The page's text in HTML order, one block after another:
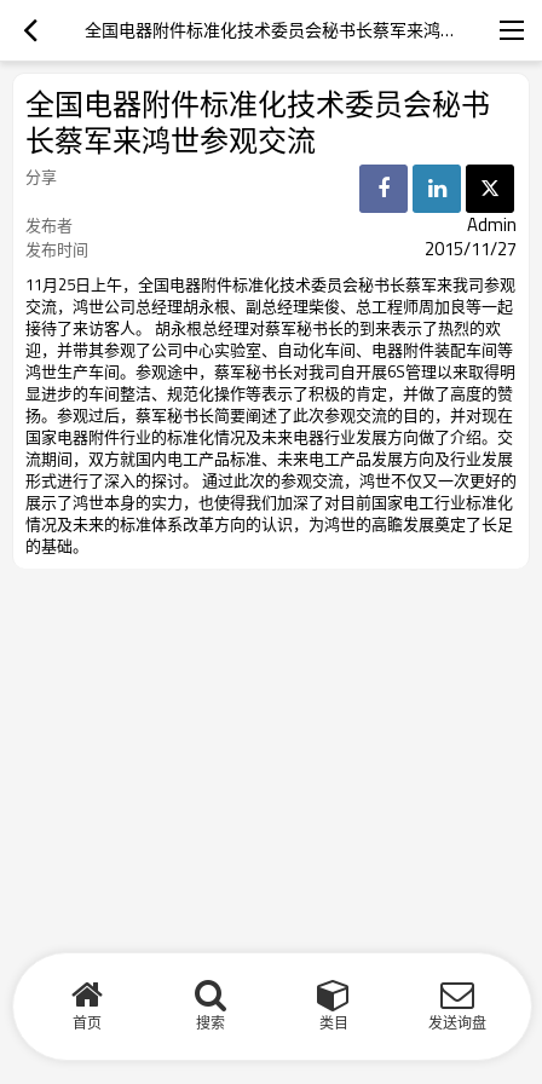
全国电器附件标准化技术委员会秘书长蔡军来鸿世参观交流
全国电器附件标准化技术委员会秘书
长蔡军来鸿世参观交流
分享
发布者
Admin
发布时间 2015/11/27
11月25日上午，全国电器附件标准化技术委员会秘书长蔡军来我司参观
交流，鸿世公司总经理胡永根、副总经理柴俊、总工程师周加良等一起
接待了来访客人。 胡永根总经理对蔡军秘书长的到来表示了热烈的欢
迎，并带其参观了公司中心实验室、自动化车间、电器附件装配车间等
鸿世生产车间。参观途中，蔡军秘书长对我司自开展6S管理以来取得明
显进步的车间整洁、规范化操作等表示了积极的肯定，并做了高度的赞
扬。参观过后，蔡军秘书长简要阐述了此次参观交流的目的，并对现在
国家电器附件行业的标准化情况及未来电器行业发展方向做了介绍。交
流期间，双方就国内电工产品标准、未来电工产品发展方向及行业发展
形式进行了深入的探讨。 通过此次的参观交流，鸿世不仅又一次更好的
展示了鸿世本身的实力，也使得我们加深了对目前国家电工行业标准化
情况及未来的标准体系改革方向的认识，为鸿世的高瞻发展奠定了长足
的基础。
首页 搜索 类目 发送询盘